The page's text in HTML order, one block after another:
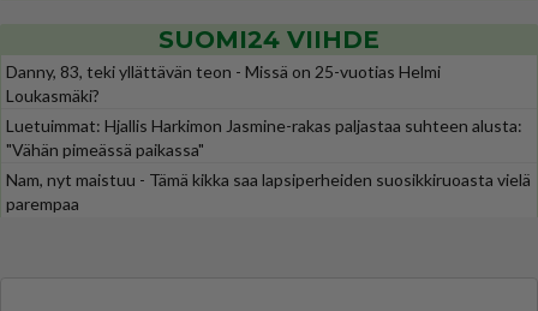
SUOMI24 VIIHDE
Danny, 83, teki yllättävän teon - Missä on 25-vuotias Helmi
Loukasmäki?
Luetuimmat: Hjallis Harkimon Jasmine-rakas paljastaa suhteen alusta:
"Vähän pimeässä paikassa"
Nam, nyt maistuu - Tämä kikka saa lapsiperheiden suosikkiruoasta vielä
parempaa